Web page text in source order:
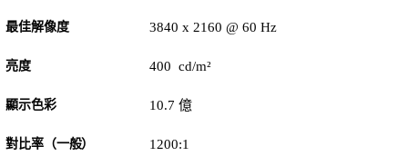
最佳解像度 3840 x 2160 @ 60 Hz
亮度 400 cd/m²
顯示色彩 10.7 億
對比率（一般） 1200:1